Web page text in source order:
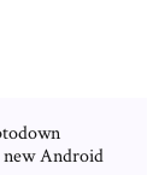
Android